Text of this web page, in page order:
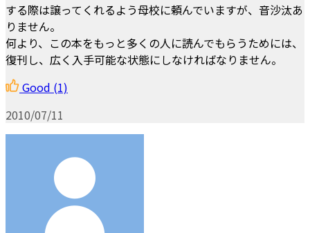
する際は譲ってくれるよう母校に頼んでいますが、音沙汰あ
りません。
何より、この本をもっと多くの人に読んでもらうためには、
復刊し、広く入手可能な状態にしなければなりません。
Good (1)
2010/07/11